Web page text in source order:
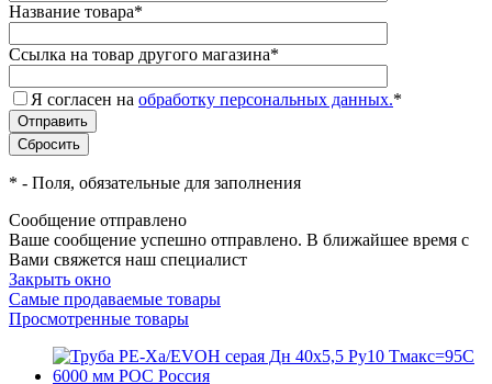
Название товара*
Ссылка на товар другого магазина*
Я согласен на обработку персональных данных.*
* - Поля, обязательные для заполнения
Сообщение отправлено
Ваше сообщение успешно отправлено. В ближайшее время с
Вами свяжется наш специалист
Закрыть окно
Самые продаваемые товары
Просмотренные товары